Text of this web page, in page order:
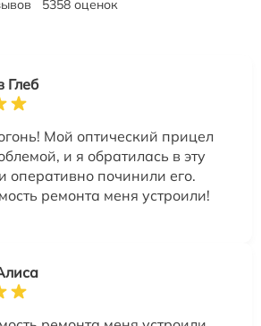
5358 оценок
Глеб
Мой оптический прицел
и я обратилась в эту
оперативно починили его.
ремонта меня устроили!